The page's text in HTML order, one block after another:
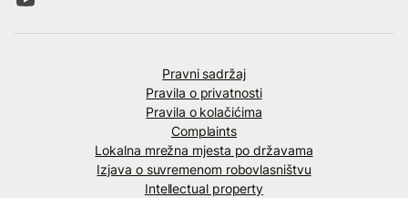
Pravni sadržaj
Pravila o privatnosti
Pravila o kolačićima
Complaints
Lokalna mrežna mjesta po državama
Izjava o suvremenom robovlasništvu
Intellectual property